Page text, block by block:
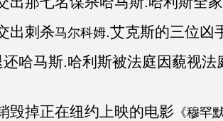
出刺杀马尔科姆.艾克斯的三位凶
还哈马斯.哈利斯被法庭因藐视法
毁掉正在纽约上映的电影 《穆罕